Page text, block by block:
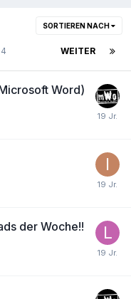
SORTIEREN NACH
WEITER
Word)
der Woche!!